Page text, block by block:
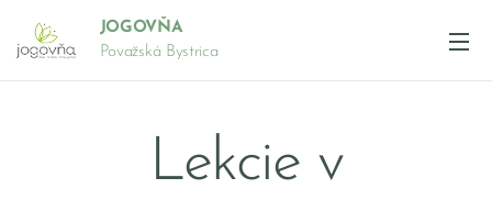
JOGOVŇA
Považská Bystrica
Lekcie v